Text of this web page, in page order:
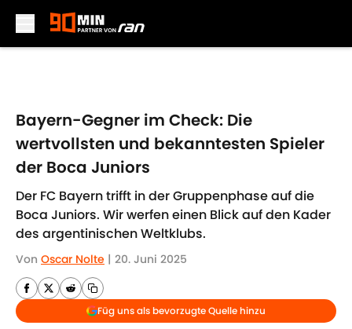
Bayern-Gegner im Check: Die
wertvollsten und bekanntesten Spieler
der Boca Juniors
Der FC Bayern trifft in der Gruppenphase auf die
Boca Juniors. Wir werfen einen Blick auf den Kader
des argentinischen Weltklubs.
Von Oscar Nolte | 20. Juni 2025
Füg uns als bevorzugte Quelle hinzu